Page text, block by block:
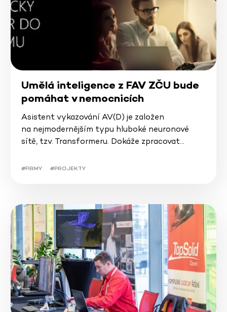
Umělá inteligence z FAV ZČU bude
pomáhat v nemocnicích
Asistent vykazování AV(D) je založen
na nejmodernějším typu hluboké neuronové
sítě, tzv. Transformeru. Dokáže zpracovat…
#FIRMY #PROJEKTY